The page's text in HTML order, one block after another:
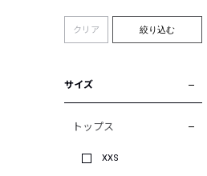
クリア 絞り込む
サイズ
トップス
XXS